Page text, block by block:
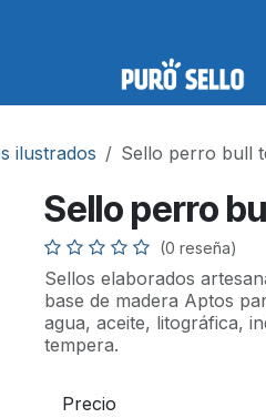
ilustrados Sello perro bull
Sello perro
(0 reseña)
Sellos elaborados
base de madera Aptos
agua, aceite, litográfica,
tempera.
Precio